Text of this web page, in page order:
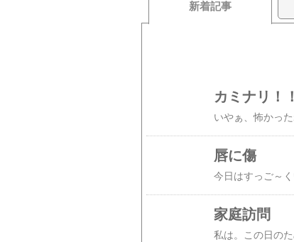
新着記事
カミナリ！！
唇に傷
家庭訪問